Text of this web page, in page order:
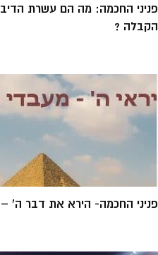
פניני החכמה: מה הם עשרת
הקבלה ?
פניני החכמה- הירא את דבר ה’